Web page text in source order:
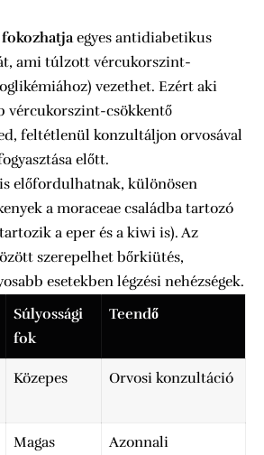
fokozhatjaegyes antidiabetikus
ami túlzott vércukorszint-
vezethet. Ezért aki
vércukorszint-csökkentő
feltétlenül konzultáljon orvosával
előtt.
előfordulhatnak, különösen
a moraceae családba tartozó
a eper és a kiwi is). Az
szerepelhet bőrkiütés,
esetekben légzési nehézségek.
Súlyossági
fok
Teendő
Közepes Orvosi konzultáció
Magas
Azonnali